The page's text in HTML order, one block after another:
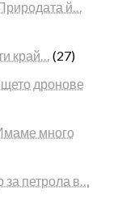
й…
край… (27)
дронове
много
петрола в…